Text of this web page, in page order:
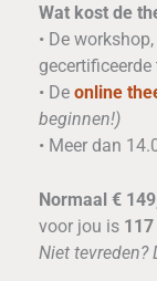
Wat kost de
• De
gecertificeerde
• De online
beginnen!)
• Meer dan
Normaal €
voor jou is
Niet tevreden?